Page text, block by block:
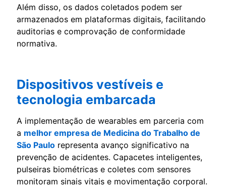
Além disso, os dados coletados podem ser
armazenados em plataformas digitais, facilitando
auditorias e comprovação de conformidade
normativa.
Dispositivos vestíveis e
tecnologia embarcada
A implementação de wearables em parceria com
a melhor empresa de Medicina do Trabalho de
São Paulo representa avanço significativo na
prevenção de acidentes. Capacetes inteligentes,
pulseiras biométricas e coletes com sensores
monitoram sinais vitais e movimentação corporal.